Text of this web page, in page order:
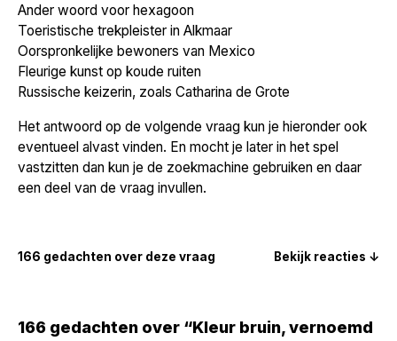
Ander woord voor hexagoon
Toeristische trekpleister in Alkmaar
Oorspronkelijke bewoners van Mexico
Fleurige kunst op koude ruiten
Russische keizerin, zoals Catharina de Grote
Het antwoord op de volgende vraag kun je hieronder ook
eventueel alvast vinden. En mocht je later in het spel
vastzitten dan kun je de zoekmachine gebruiken en daar
een deel van de vraag invullen.
166 gedachten over deze vraag Bekijk reacties ↓
166 gedachten over “Kleur bruin, vernoemd